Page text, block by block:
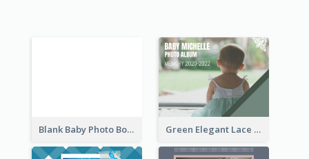
Blank Baby Photo Book Green Elegant Lace Baby Photo Book